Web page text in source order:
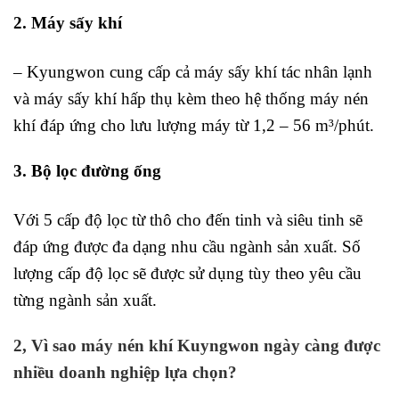
2. Máy sấy khí
– Kyungwon cung cấp cả máy sấy khí tác nhân lạnh
và máy sấy khí hấp thụ kèm theo hệ thống máy nén
khí đáp ứng cho lưu lượng máy từ 1,2 – 56 m³/phút.
3. Bộ lọc đường ống
Với 5 cấp độ lọc từ thô cho đến tinh và siêu tinh sẽ
đáp ứng được đa dạng nhu cầu ngành sản xuất. Số
lượng cấp độ lọc sẽ được sử dụng tùy theo yêu cầu
từng ngành sản xuất.
2, Vì sao máy nén khí Kuyngwon ngày càng được
nhiều doanh nghiệp lựa chọn?